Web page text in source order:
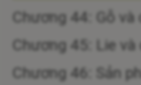
Chương 44: Gỗ
Chương 45: Lie
Chương 46: Sản